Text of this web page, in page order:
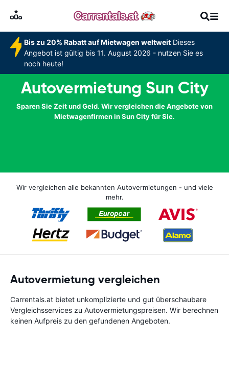
Bis zu 20% Rabatt auf Mietwagen weltweitDieses
Angebot ist gültig bis 11. August 2026 - nutzen Sie es
noch heute!
Autovermietung Sun City
Sparen Sie Zeit und Geld. Wir vergleichen die Angebote von
Mietwagenfirmen in Sun City für Sie.
Wir vergleichen alle bekannten Autovermietungen - und viele
mehr.
Autovermietung vergleichen
Carrentals.at bietet unkomplizierte und gut überschaubare
Vergleichsservices zu Autovermietungspreisen. Wir berechnen
keinen Aufpreis zu den gefundenen Angeboten.